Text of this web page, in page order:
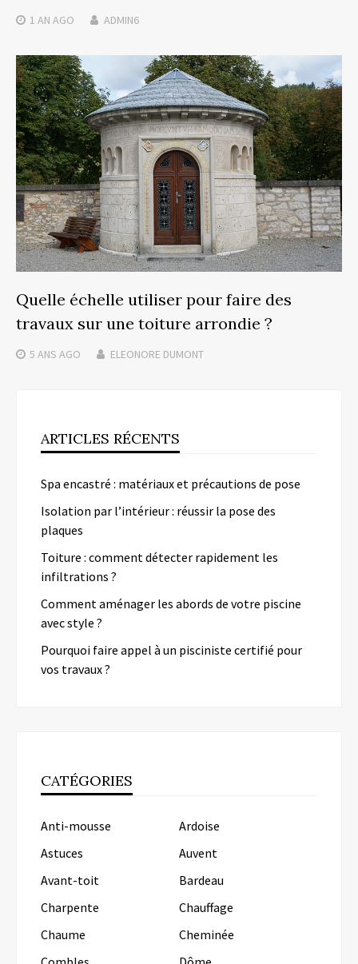
1 AN AGO ADMIN6
Quelle échelle utiliser pour faire des
travaux sur une toiture arrondie ?
5 ANS AGO ELEONORE DUMONT
ARTICLES RÉCENTS
Spa encastré : matériaux et précautions de pose
Isolation par l’intérieur : réussir la pose des
plaques
Toiture : comment détecter rapidement les
infiltrations ?
Comment aménager les abords de votre piscine
avec style ?
Pourquoi faire appel à un pisciniste certifié pour
vos travaux ?
CATÉGORIES
Anti-mousse
Ardoise
Astuces
Auvent
Avant-toit
Bardeau
Charpente
Chauffage
Chaume
Cheminée